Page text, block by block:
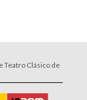
Teatro Clásico de